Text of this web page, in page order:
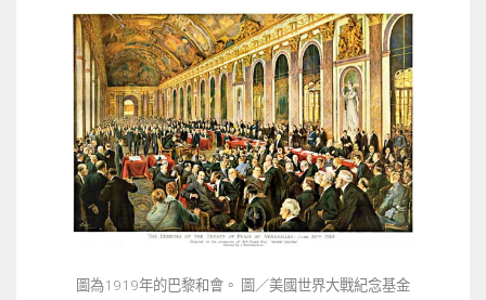
圖為1919年的巴黎和會。 圖／美國世界大戰紀念基金